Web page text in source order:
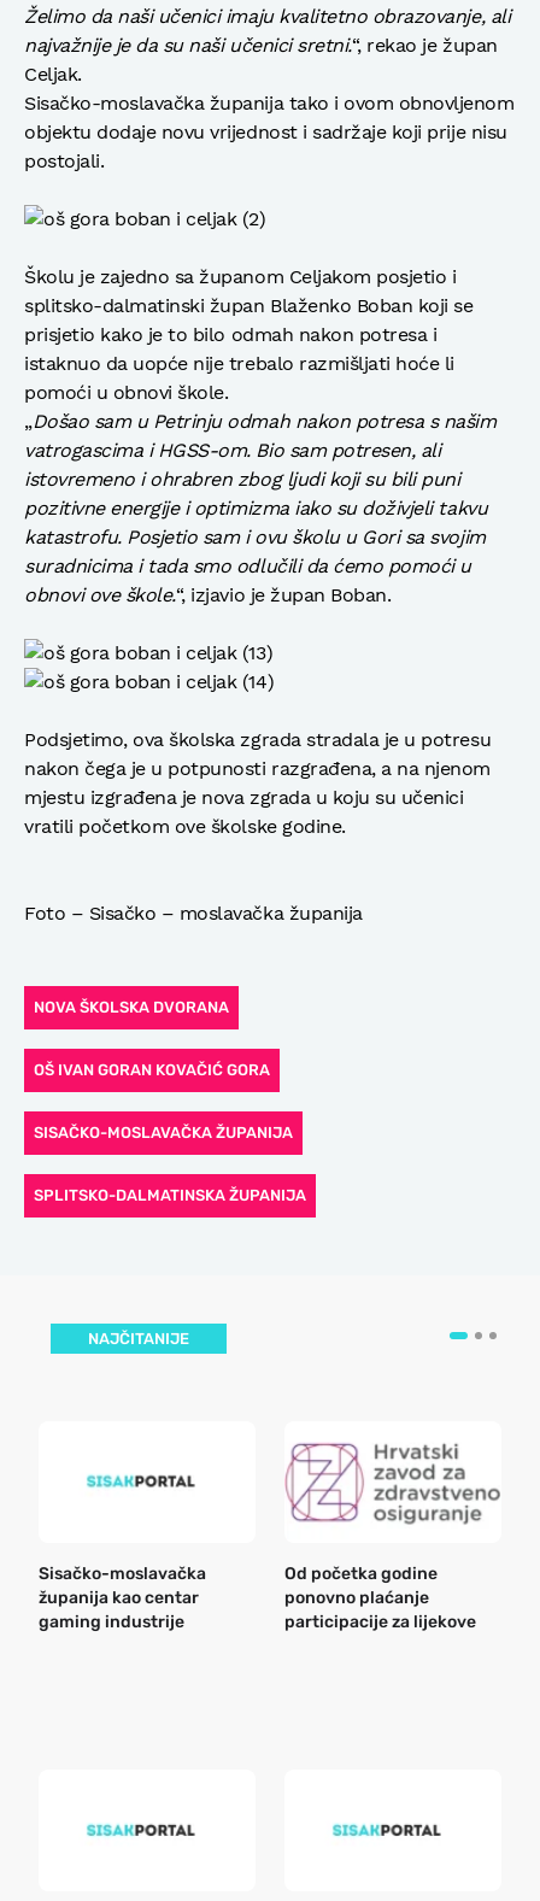
Želimo da naši učenici imaju kvalitetno obrazovanje, ali
najvažnije je da su naši učenici sretni.“, rekao je župan
Celjak.
Sisačko-moslavačka županija tako i ovom obnovljenom
objektu dodaje novu vrijednost i sadržaje koji prije nisu
postojali.
Školu je zajedno sa županom Celjakom posjetio i
splitsko-dalmatinski župan Blaženko Boban koji se
prisjetio kako je to bilo odmah nakon potresa i
istaknuo da uopće nije trebalo razmišljati hoće li
pomoći u obnovi škole.
„Došao sam u Petrinju odmah nakon potresa s našim
vatrogascima i HGSS-om. Bio sam potresen, ali
istovremeno i ohrabren zbog ljudi koji su bili puni
pozitivne energije i optimizma iako su doživjeli takvu
katastrofu. Posjetio sam i ovu školu u Gori sa svojim
suradnicima i tada smo odlučili da ćemo pomoći u
obnovi ove škole.“, izjavio je župan Boban.
Podsjetimo, ova školska zgrada stradala je u potresu
nakon čega je u potpunosti razgrađena, a na njenom
mjestu izgrađena je nova zgrada u koju su učenici
vratili početkom ove školske godine.
Foto – Sisačko – moslavačka županija
NOVA ŠKOLSKA DVORANA
OŠ IVAN GORAN KOVAČIĆ GORA
SISAČKO-MOSLAVAČKA ŽUPANIJA
SPLITSKO-DALMATINSKA ŽUPANIJA
NAJČITANIJE
Sisačko-moslavačka
županija kao centar
gaming industrije
Od početka godine
ponovno plaćanje
participacije za lijekove